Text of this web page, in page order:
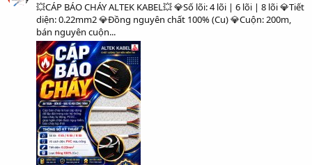
💥CÁP BÁO CHÁY ALTEK KABEL💥 💎Số lõi: 4 lõi | 6 lõi | 8 lõi 💎Tiết
diện: 0.22mm2 💎Đồng nguyên chất 100% (Cu) 💎Cuộn: 200m,
bán nguyên cuộn...